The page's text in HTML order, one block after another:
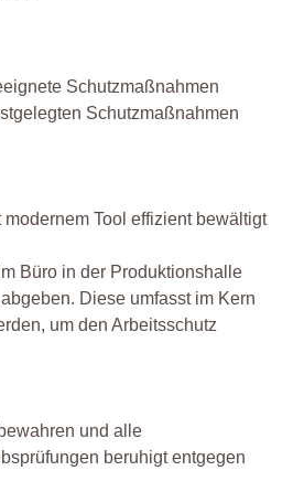
Schutzmaßnahmen
Schutzmaßnahmen
Tool effizient bewältigt
Büro in der Produktionshalle
Diese umfasst im Kern
um den Arbeitsschutz
und alle
beruhigt entgegen